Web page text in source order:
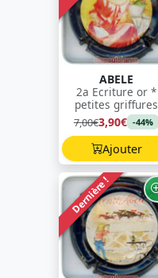
ABELE
2a Ecriture or *
petites griffures
7,00€3,90€ -44%
Ajouter
Dernière !